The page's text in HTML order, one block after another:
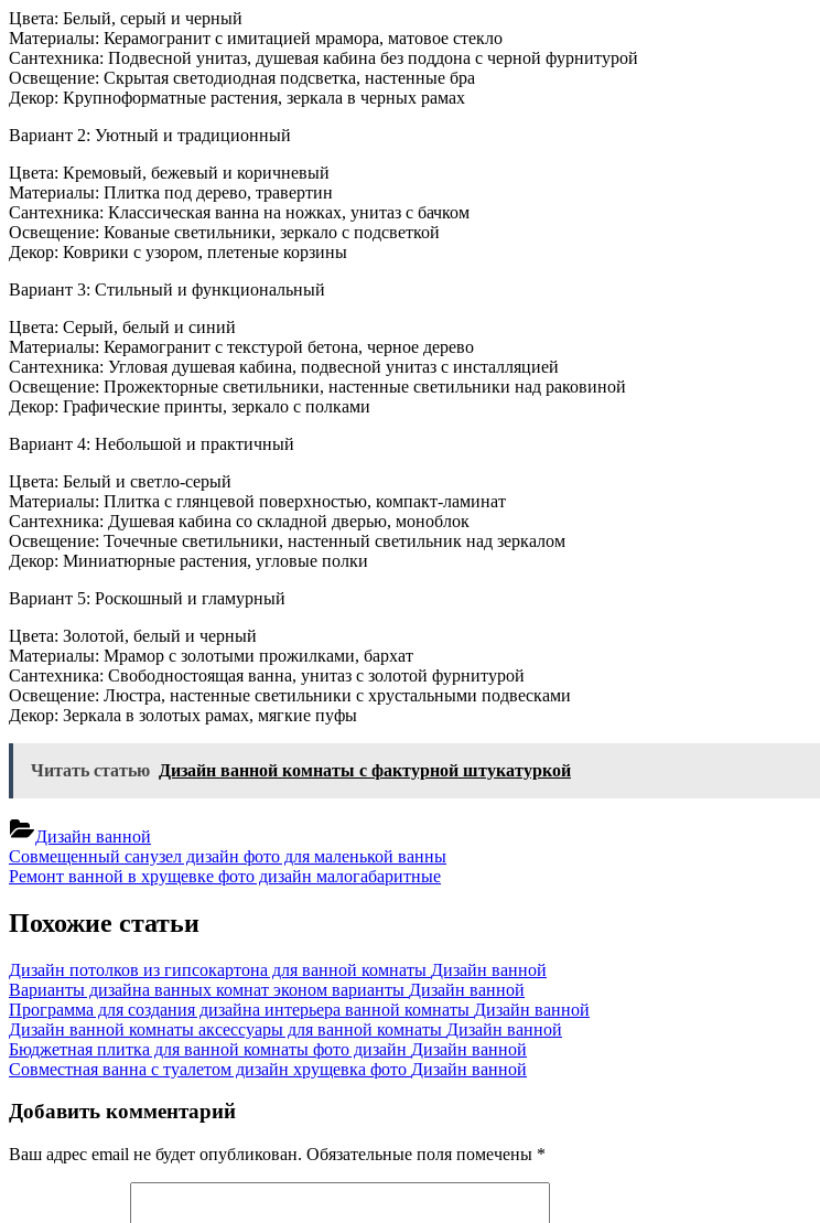
совместно
с
туалетом
Цвета: Белый, серый и черный
Материалы: Керамогранит с имитацией мрамора, матовое стекло
Сантехника: Подвесной унитаз, душевая кабина без поддона с черной фурнитурой
Освещение: Скрытая светодиодная подсветка, настенные бра
Декор: Крупноформатные растения, зеркала в черных рамах
Вариант 2: Уютный и традиционный
Цвета: Кремовый, бежевый и коричневый
Материалы: Плитка под дерево, травертин
Сантехника: Классическая ванна на ножках, унитаз с бачком
Освещение: Кованые светильники, зеркало с подсветкой
Декор: Коврики с узором, плетеные корзины
Вариант 3: Стильный и функциональный
Цвета: Серый, белый и синий
Материалы: Керамогранит с текстурой бетона, черное дерево
Сантехника: Угловая душевая кабина, подвесной унитаз с инсталляцией
Освещение: Прожекторные светильники, настенные светильники над раковиной
Декор: Графические принты, зеркало с полками
Вариант 4: Небольшой и практичный
Цвета: Белый и светло-серый
Материалы: Плитка с глянцевой поверхностью, компакт-ламинат
Сантехника: Душевая кабина со складной дверью, моноблок
Освещение: Точечные светильники, настенный светильник над зеркалом
Декор: Миниатюрные растения, угловые полки
Вариант 5: Роскошный и гламурный
Цвета: Золотой, белый и черный
Материалы: Мрамор с золотыми прожилками, бархат
Сантехника: Свободностоящая ванна, унитаз с золотой фурнитурой
Освещение: Люстра, настенные светильники с хрустальными подвесками
Декор: Зеркала в золотых рамах, мягкие пуфы
Читать статью Дизайн ванной комнаты с фактурной штукатуркой
Дизайн ванной
Навигация
по
записям
Previous
Post:
Совмещенный санузел дизайн фото для маленькой ванны
Next
Ремонт ванной в хрущевке фото дизайн малогабаритные
Похожие статьи
Дизайн потолков из гипсокартона для ванной комнаты Дизайн ванной
Варианты дизайна ванных комнат эконом варианты Дизайн ванной
Программа для создания дизайна интерьера ванной комнаты Дизайн ванной
Дизайн ванной комнаты аксессуары для ванной комнаты Дизайн ванной
Бюджетная плитка для ванной комнаты фото дизайн Дизайн ванной
Совместная ванна с туалетом дизайн хрущевка фото Дизайн ванной
Добавить комментарий
Ваш адрес email не будет опубликован. Обязательные поля помечены *